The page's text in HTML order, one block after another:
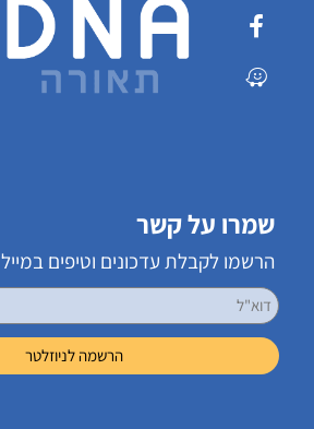
שמרו על קשר
הרשמו לקבלת עדכונים וטיפים במייל